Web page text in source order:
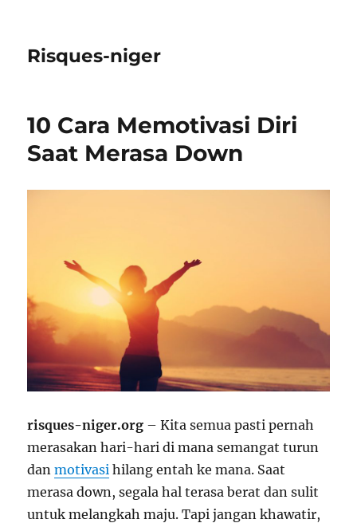
Risques-niger
10 Cara Memotivasi Diri
Saat Merasa Down
risques-niger.org – Kita semua pasti pernah
merasakan hari-hari di mana semangat turun
danmotivasi hilang entah ke mana. Saat
merasa down, segala hal terasa berat dan sulit
untuk melangkah maju. Tapi jangan khawatir,